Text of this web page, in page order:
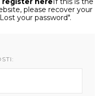
please recover your
your password".